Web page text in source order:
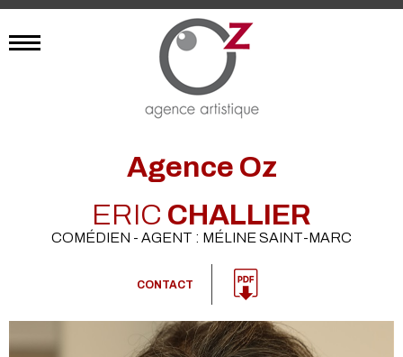
Agence Oz
ERIC CHALLIER
COMÉDIEN - AGENT : MÉLINE SAINT-MARC
CONTACT